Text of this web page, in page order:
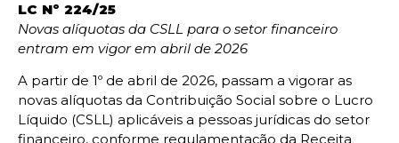
LC Nº 224/25
Novas alíquotas da CSLL para o setor financeiro
entram em vigor em abril de 2026
A partir de 1º de abril de 2026, passam a vigorar as
novas alíquotas da Contribuição Social sobre o Lucro
Líquido (CSLL) aplicáveis a pessoas jurídicas do setor
financeiro, conforme regulamentação da Receita